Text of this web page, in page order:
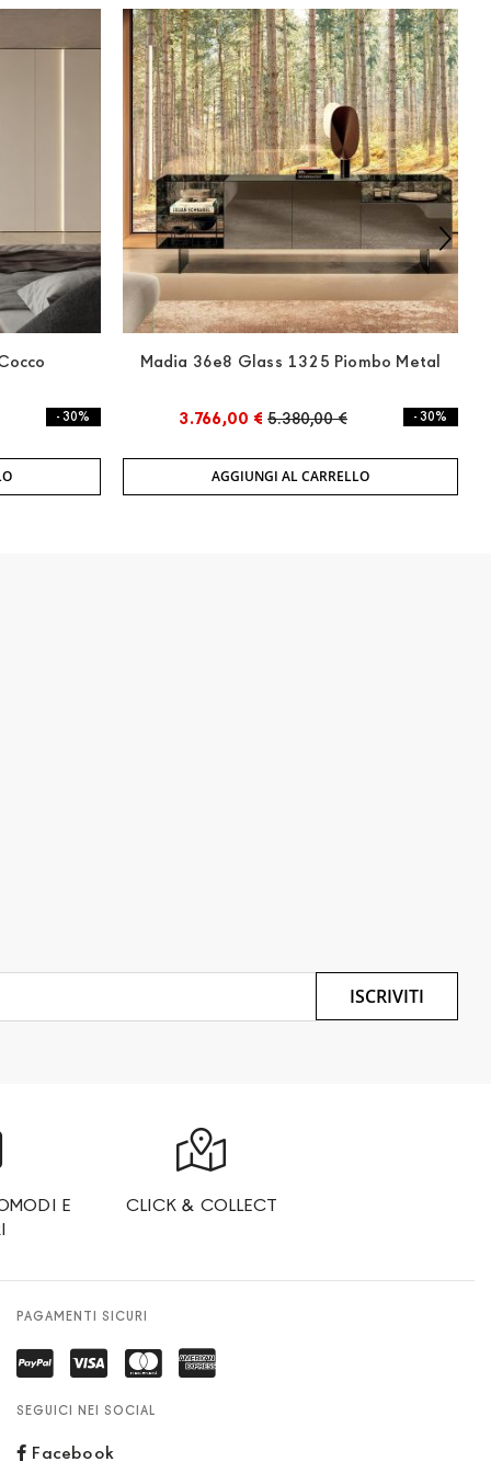
- 30%
Madia 36e8 Glass 1325 Piombo Metal
3.766,00 € 5.380,00 € - 30%
AGGIUNGI AL CARRELLO
ISCRIVITI
E
CLICK & COLLECT
PAGAMENTI SICURI
SEGUICI NEI SOCIAL
Facebook